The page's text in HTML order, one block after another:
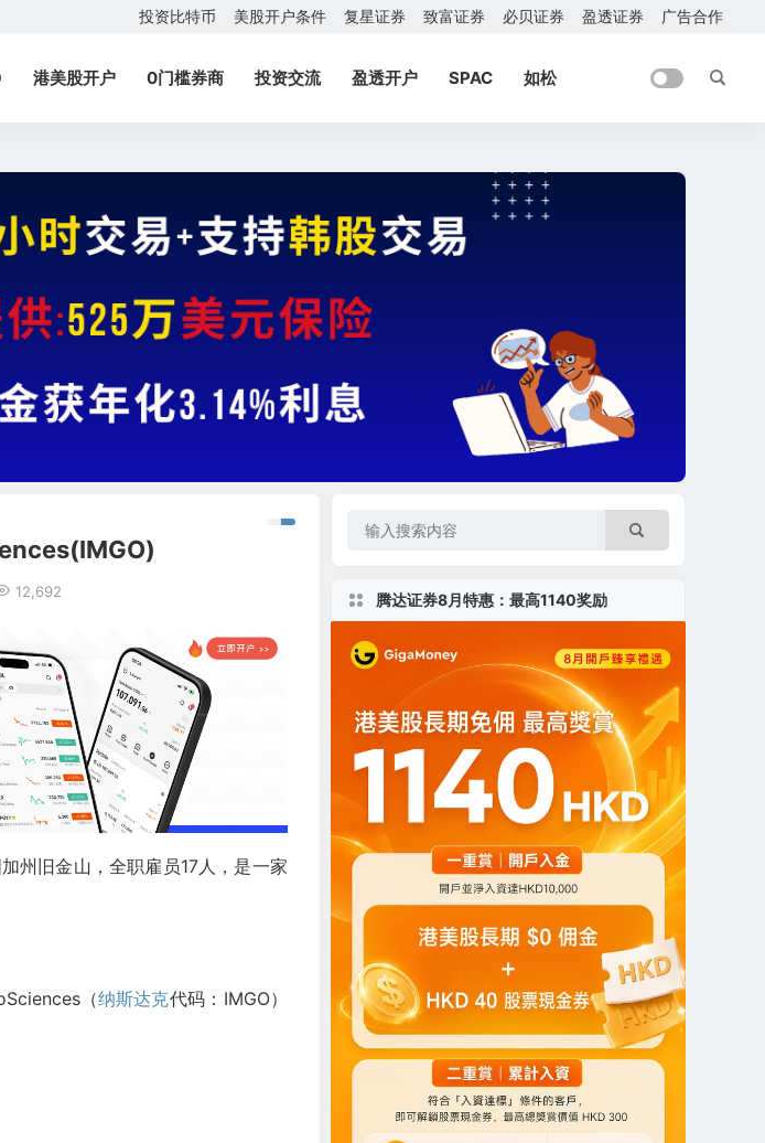
投资比特币 美股开户条件 复星证券 致富证券 必贝证券 盈透证券 广告合作
港美股开户 0门槛券商 投资交流 盈透开户 SPAC 如松
12,692
州旧金山，全职雇员17人，是一家
（纳斯达克代码：IMGO）
腾达证券8月特惠：最高1140奖励